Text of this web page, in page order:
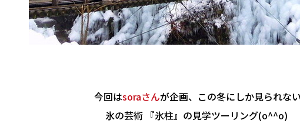
今回はsoraさんが企画、この冬にしか見られない
氷の芸術 『氷柱』の見学ツーリング(o^^o)